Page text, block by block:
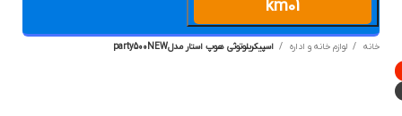
km01
لوازم خانه و اداره اسپیکربلوتوثی هوپ استار مدلparty500NEW